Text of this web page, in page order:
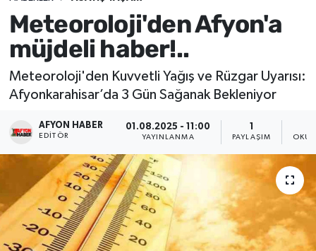
Meteoroloji'den Afyon'a
müjdeli haber!..
Meteoroloji'den Kuvvetli Yağış ve Rüzgar Uyarısı:
Afyonkarahisar’da 3 Gün Sağanak Bekleniyor
AFYON HABER
EDITÖR
01.08.2025 - 11:00
YAYINLANMA PAYLAŞIM
Sağlık
Eğitim
Sivil Toplum
Ekonomi
Magazin
Etkinlikler